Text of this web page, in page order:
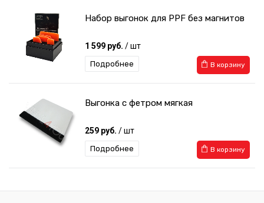
Набор выгонок для PPF без магнитов
1 599 руб. / шт
В корзину
Подробнее
Выгонка с фетром мягкая
259 руб. / шт
В корзину
Подробнее